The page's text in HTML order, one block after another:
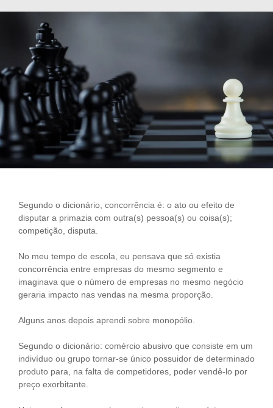
Segundo o dicionário, concorrência é: o ato ou efeito de
disputar a primazia com outra(s) pessoa(s) ou coisa(s);
competição, disputa.
No meu tempo de escola, eu pensava que só existia
concorrência entre empresas do mesmo segmento e
imaginava que o número de empresas no mesmo negócio
geraria impacto nas vendas na mesma proporção.
Alguns anos depois aprendi sobre monopólio.
Segundo o dicionário: comércio abusivo que consiste em um
indivíduo ou grupo tornar-se único possuidor de determinado
produto para, na falta de competidores, poder vendê-lo por
preço exorbitante.